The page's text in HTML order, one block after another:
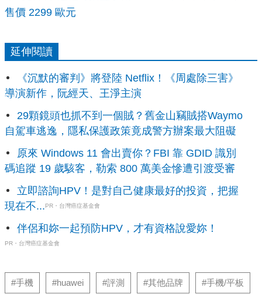
售價 2299 歐元
延伸閱讀
《沉默的審判》將登陸 Netflix！《周處除三害》
導演新作，阮經天、王淨主演
29顆鏡頭也抓不到一個賊？舊金山竊賊搭Waymo
自駕車逃逸，隱私保護政策竟成警方辦案最大阻礙
原來 Windows 11 會出賣你？FBI 靠 GDID 識別
碼追蹤 19 歲駭客，勒索 800 萬美金慘遭引渡受審
立即諮詢HPV！是對自己健康最好的投資，把握
現在不... PR・台灣癌症基金會
伴侶和妳一起預防HPV，才有資格說愛妳！
PR・台灣癌症基金會
#手機 #huawei #評測 #其他品牌 #手機/平板